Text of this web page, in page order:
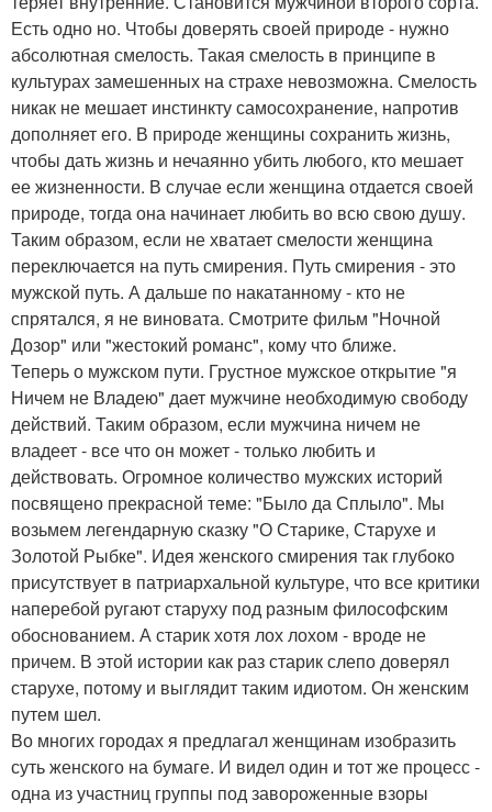
Есть одно но. Чтобы доверять своей природе - нужно
абсолютная смелость. Такая смелость в принципе в
культурах замешенных на страхе невозможна. Смелость
никак не мешает инстинкту самосохранение, напротив
дополняет его. В природе женщины сохранить жизнь,
чтобы дать жизнь и нечаянно убить любого, кто мешает
ее жизненности. В случае если женщина отдается своей
природе, тогда она начинает любить во всю свою душу.
Таким образом, если не хватает смелости женщина
переключается на путь смирения. Путь смирения - это
мужской путь. А дальше по накатанному - кто не
спрятался, я не виновата. Смотрите фильм "Ночной
Дозор" или "жестокий романс", кому что ближе.
Теперь о мужском пути. Грустное мужское открытие "я
Ничем не Владею" дает мужчине необходимую свободу
действий. Таким образом, если мужчина ничем не
владеет - все что он может - только любить и
действовать. Огромное количество мужских историй
посвящено прекрасной теме: "Было да Сплыло". Мы
возьмем легендарную сказку "О Старике, Старухе и
Золотой Рыбке". Идея женского смирения так глубоко
присутствует в патриархальной культуре, что все критики
наперебой ругают старуху под разным философским
обоснованием. А старик хотя лох лохом - вроде не
причем. В этой истории как раз старик слепо доверял
старухе, потому и выглядит таким идиотом. Он женским
путем шел.
Во многих городах я предлагал женщинам изобразить
суть женского на бумаге. И видел один и тот же процесс -
одна из участниц группы под завороженные взоры